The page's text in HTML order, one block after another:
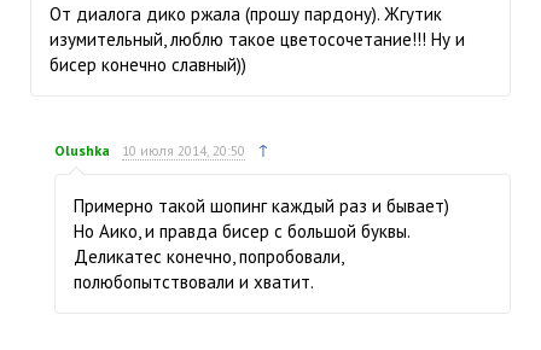
От диалога дико ржала (прошу пардону). Жгутик
изумительный, люблю такое цветосочетание!!! Ну и
бисер конечно славный))
Olushka 10 июля 2014, 20:50 ↑
Примерно такой шопинг каждый раз и бывает)
Но Аико, и правда бисер с большой буквы.
Деликатес конечно, попробовали,
полюбопытствовали и хватит.